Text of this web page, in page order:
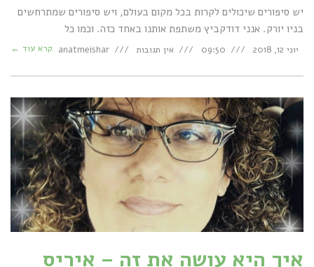
יש סיפורים שיכולים לקרות בכל מקום בעולם, ויש סיפורים שמתרחשים
בניו יורק. אנני דודקביץ משתפת אותנו באחד כזה. וכמו כל
יוני 12, 2018 09:50 אין תגובות anatmeishar קרא עוד ←
איך היא עושה את זה – איריס